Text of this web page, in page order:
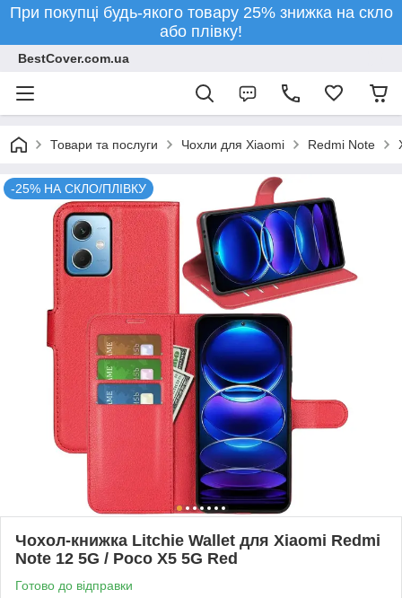
При покупці будь-якого товару 25% знижка на скло
або плівку!
BestCover.com.ua
Товари та послуги Чохли для Xiaomi Redmi Note
-25% НА СКЛО/ПЛІВКУ
Чохол-книжка Litchie Wallet для Xiaomi Redmi
Note 12 5G / Poco X5 5G Red
Готово до відправки